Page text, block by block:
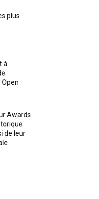
plus
à
Open
Awards
de leur